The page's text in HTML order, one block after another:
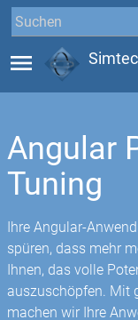
menu
Angular
Tuning
Ihre Angular-
spüren, dass mehr
Ihnen, das volle
auszuschöpfen. Mit
machen wir Ihre